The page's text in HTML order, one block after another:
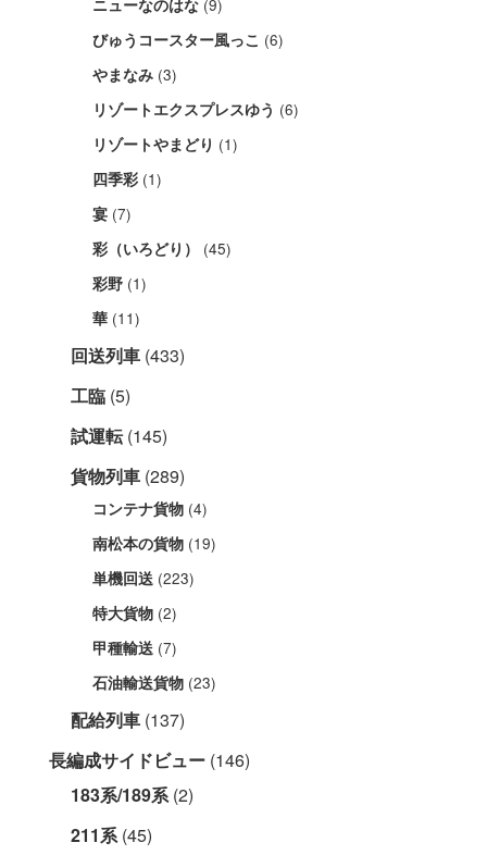
ニューなのはな (9)
びゅうコースター風っこ (6)
やまなみ (3)
リゾートエクスプレスゆう (6)
リゾートやまどり (1)
四季彩 (1)
宴 (7)
彩（いろどり） (45)
彩野 (1)
華 (11)
回送列車 (433)
工臨 (5)
試運転(145)
貨物列車 (289)
コンテナ貨物 (4)
南松本の貨物 (19)
単機回送 (223)
特大貨物 (2)
甲種輸送 (7)
石油輸送貨物 (23)
配給列車 (137)
長編成サイドビュー (146)
183系/189系(2)
211系(45)